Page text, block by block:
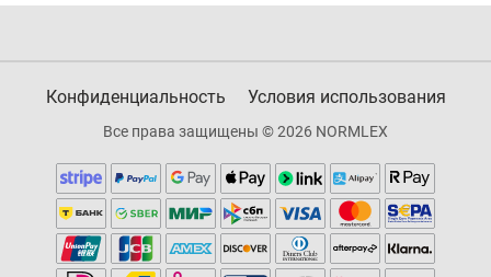
Конфиденциальность Условия использования
Все права защищены © 2026 NORMLEX